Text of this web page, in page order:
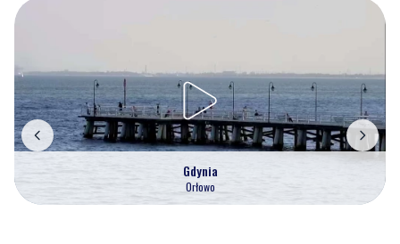
Gdynia
Orłowo